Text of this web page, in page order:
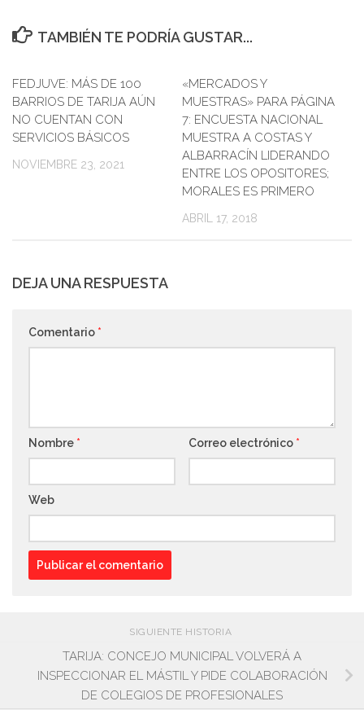
TAMBIÉN TE PODRÍA GUSTAR...
FEDJUVE: MÁS DE 100
BARRIOS DE TARIJA AÚN
NO CUENTAN CON
SERVICIOS BÁSICOS
NOVIEMBRE 23, 2021
«MERCADOS Y
MUESTRAS» PARA PÁGINA
7: ENCUESTA NACIONAL
MUESTRA A COSTAS Y
ALBARRACÍN LIDERANDO
ENTRE LOS OPOSITORES;
MORALES ES PRIMERO
ABRIL 17, 2018
DEJA UNA RESPUESTA
Comentario *
Nombre * Correo electrónico *
Web
SIGUIENTE HISTORIA
TARIJA: CONCEJO MUNICIPAL VOLVERÁ A
INSPECCIONAR EL MÁSTIL Y PIDE COLABORACIÓN
DE COLEGIOS DE PROFESIONALES